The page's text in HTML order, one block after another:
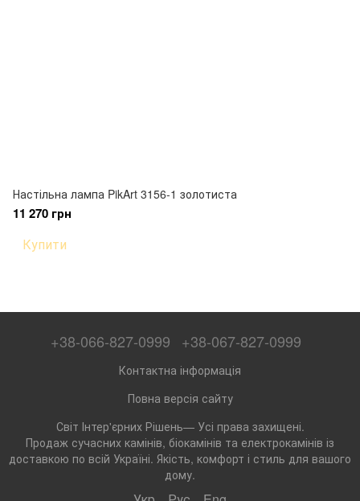
Настільна лампа PikArt 3156-1 золотиста
11 270 грн
Купити
+38-066-827-0999 +38-067-827-0999
Контактна інформація
Повна версія сайту
Світ Інтер'єрних Рішень— Усі права захищені.
Продаж сучасних камінів, біокамінів та електрокамінів із
доставкою по всій Україні. Якість, комфорт і стиль для вашого
дому.